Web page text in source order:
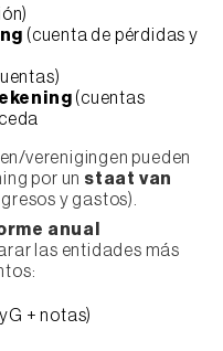
(cuenta de pérdidas y
(cuentas
verenigingen pueden
por un staat van
y gastos).
anual
las entidades más
+ notas)